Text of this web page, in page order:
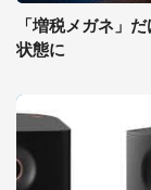
「増税メガネ」
状態に